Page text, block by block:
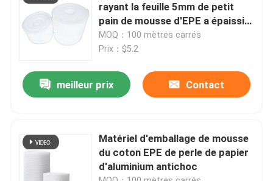
Maison
Vidéos
rayant la feuille 5mm de petit
pain de mousse d'EPE a épaissi à
haute densité
MOQ：100 mètres carrés
Prix：$5.2
meilleur prix Contact
Matériel d'emballage de mousse
du coton EPE de perle de papier
d'aluminium antichoc